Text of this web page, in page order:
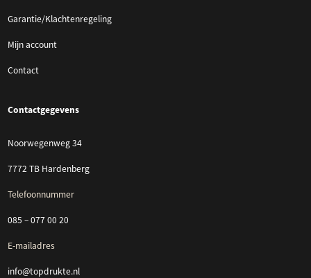
Garantie/Klachtenregeling
Mijn account
Contact
Contactgegevens
Noorwegenweg 34
7772 TB Hardenberg
Telefoonnummer
085 – 077 00 20
E-mailadres
info@topdrukte.nl